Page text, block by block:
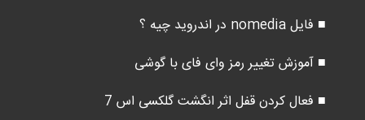
■ فایل nomedia در اندروید چیه ؟
■ آموزش تغییر رمز وای فای با گوشی
■ فعال کردن قفل اثر انگشت گلکسی اس 7